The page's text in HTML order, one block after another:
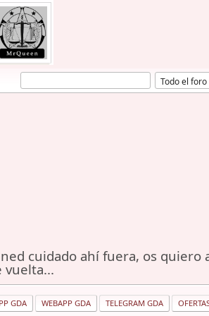
cuidado ahí fuera, os quiero
vuelta...
GDA WEBAPP GDA TELEGRAM GDA